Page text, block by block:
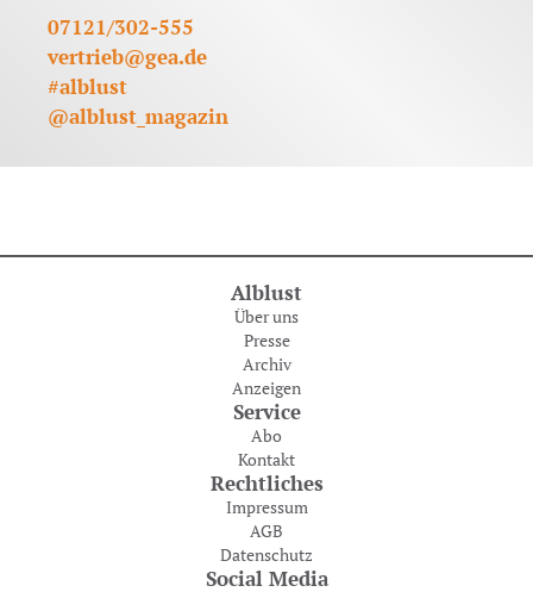
07121/302-555
vertrieb@gea.de
#alblust
@alblust_magazin
Alblust
Über uns
Presse
Archiv
Anzeigen
Service
Abo
Kontakt
Rechtliches
Impressum
AGB
Datenschutz
Social Media